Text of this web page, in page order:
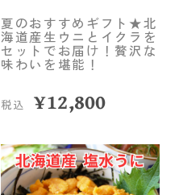
夏のおすすめギフト★北
海道産生ウニとイクラを
セットでお届け！贅沢な
味わいを堪能！
税込 ¥12,800